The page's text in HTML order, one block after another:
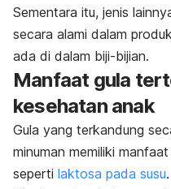
Sementara itu, jenis
secara alami dalam
ada di dalam biji-bijian.
Manfaat gula
kesehatan anak
Gula yang terkandung
minuman memiliki
seperti laktosa pada susu.